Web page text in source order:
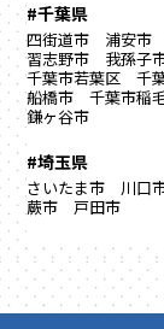
#千葉県
四街道市 浦安市
習志野市
我孫子
千葉市若葉区
千
船橋市
千葉市稲
鎌ヶ谷市
#埼玉県
さいたま市 川口
蕨市
戸田市